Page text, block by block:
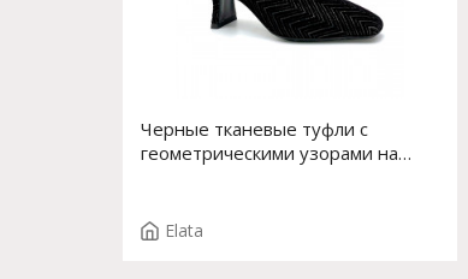
Черные тканевые туфли с
геометрическими узорами на
Elata